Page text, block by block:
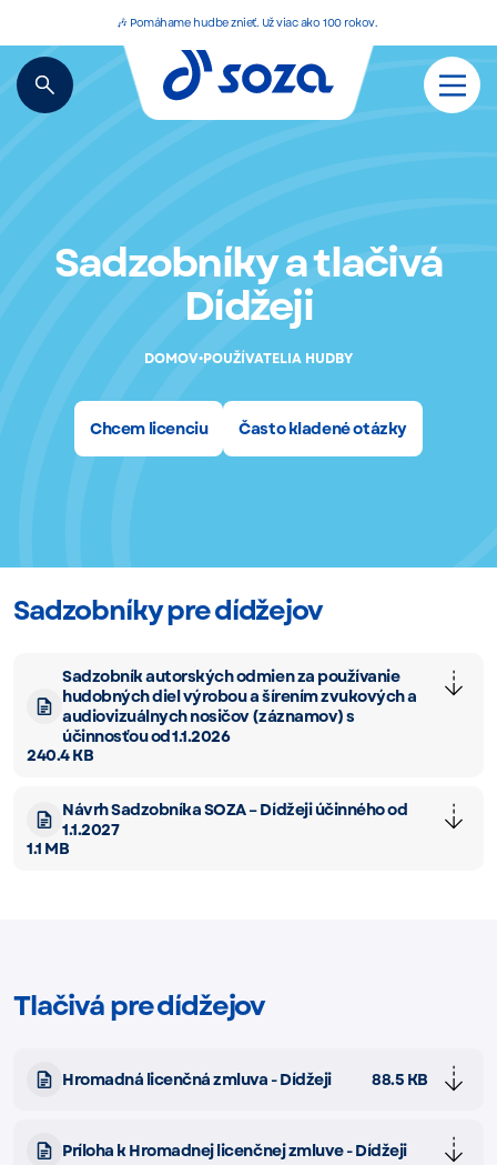
🎶 Pomáhame hudbe znieť. Už viac ako 100 rokov.
Sadzobníky a tlačivá
Dídžeji
DOMOV•POUŽÍVATELIA HUDBY
Chcem licenciu Často kladené otázky
Sadzobníky pre dídžejov
Sadzobník autorských odmien za používanie
hudobných diel výrobou a šírením zvukových a
audiovizuálnych nosičov (záznamov) s
účinnosťou od 1.1.2026
240.4 KB
Návrh Sadzobníka SOZA – Dídžeji účinného od
1.1.2027
1.1 MB
Tlačivá pre dídžejov
Hromadná licenčná zmluva - Dídžeji 88.5 KB
Príloha k Hromadnej licenčnej zmluve - Dídžeji